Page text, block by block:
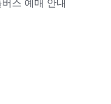
스 예매 안내